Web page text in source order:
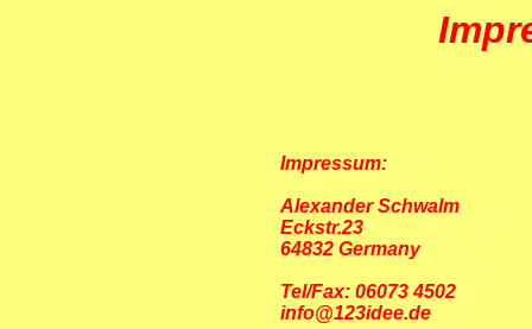
Impressum:
Alexander Schwalm
Eckstr.23
64832 Germany
Tel/Fax: 06073 4502
info@123idee.de